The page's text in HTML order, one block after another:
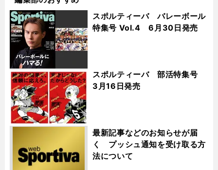
スポルティーバ バレーボール
特集号 Vol.4 6月30日発売
スポルティーバ 部活特集号
3月16日発売
最新記事などのお知らせが届
く プッシュ通知を受け取る方
法について